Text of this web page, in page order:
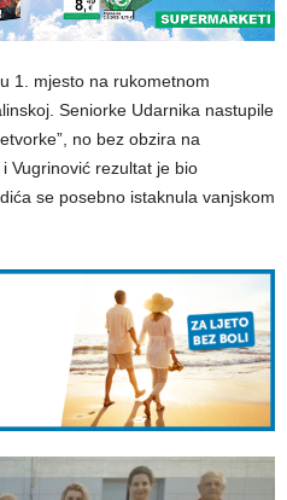
1. mjesto na rukometnom
Seniorke Udarnika nastupile
no bez obzira na
Vugrinović rezultat je bio
se posebno istaknula vanjskom